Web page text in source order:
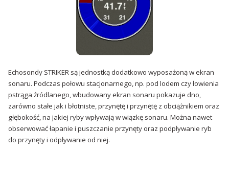
Echosondy STRIKER są jednostką dodatkowo wyposażoną w ekran
sonaru. Podczas połowu stacjonarnego, np. pod lodem czy łowienia
pstrąga źródlanego, wbudowany ekran sonaru pokazuje dno,
zarówno stałe jak i błotniste, przynętę i przynętę z obciążnikiem oraz
głębokość, na jakiej ryby wpływają w wiązkę sonaru. Można nawet
obserwować łapanie i puszczanie przynęty oraz podpływanie ryb
do przynęty i odpływanie od niej.